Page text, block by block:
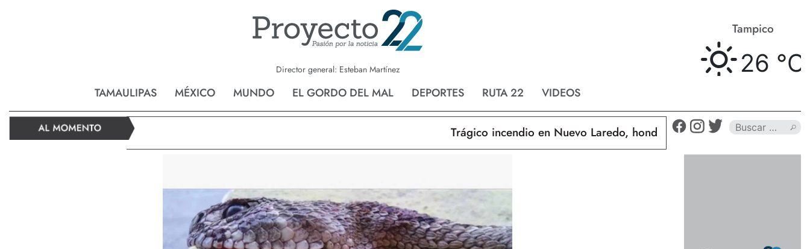
Director general: Esteban Martínez
TAMAULIPAS MÉXICO MUNDO EL GORDO DEL MAL DEPORTES RUTA 22 VIDEOS
Reynosa Nvo. Laredo Tampico
26 ° C
Trágico incendio en Nuevo Laredo, hondureño muere calcinado